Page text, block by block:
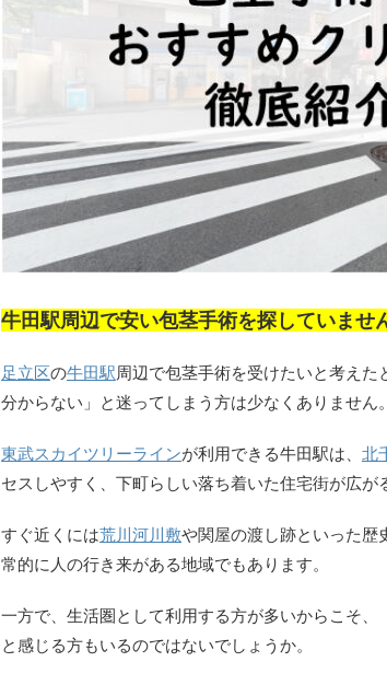
牛田駅周辺で安い包茎手術を探していませ
足立区の牛田駅周辺で包茎手術を受けたいと考え
分からない」と迷ってしまう方は少なくありません。
東武スカイツリーラインが利用できる牛田駅は、 北
セスしやすく、下町らしい落ち着いた住宅街が広が
すぐ近くには荒川河川敷や関屋の渡し跡といった歴
常的に人の行き来がある地域でもあります。
一方で、生活圏として利用する方が多いからこそ、
と感じる方もいるのではないでしょうか。